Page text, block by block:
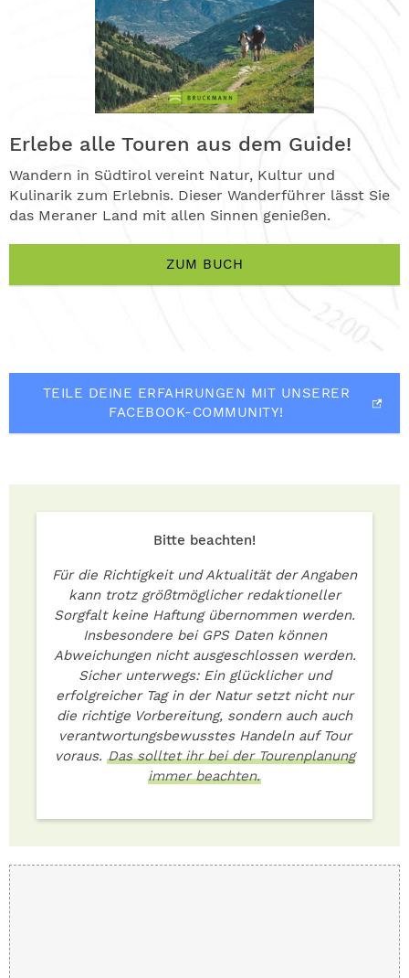
Erlebe alle Touren aus dem Guide!
Wandern in Südtirol vereint Natur, Kultur und
Kulinarik zum Erlebnis. Dieser Wanderführer lässt Sie
das Meraner Land mit allen Sinnen genießen.
ZUM BUCH
TEILE DEINE ERFAHRUNGEN MIT UNSERER
FACEBOOK-COMMUNITY!
Bitte beachten!
Für die Richtigkeit und Aktualität der Angaben
kann trotz größtmöglicher redaktioneller
Sorgfalt keine Haftung übernommen werden.
Insbesondere bei GPS Daten können
Abweichungen nicht ausgeschlossen werden.
Sicher unterwegs: Ein glücklicher und
erfolgreicher Tag in der Natur setzt nicht nur
die richtige Vorbereitung, sondern auch auch
verantwortungsbewusstes Handeln auf Tour
voraus. Das solltet ihr bei der Tourenplanung
immer beachten.